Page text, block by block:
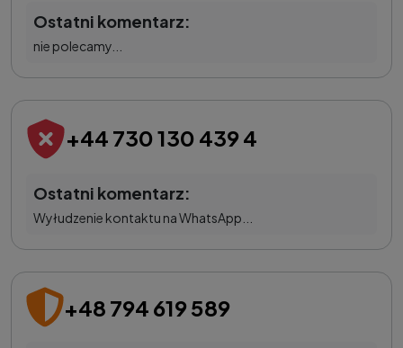
Ostatni komentarz:
nie polecamy...
+44 730 130 439 4
Ostatni komentarz:
Wyłudzenie kontaktu na WhatsApp...
+48 794 619 589